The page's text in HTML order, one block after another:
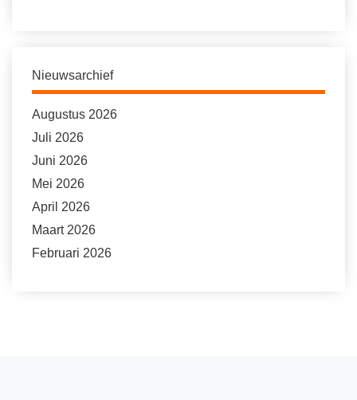
Nieuwsarchief
Augustus 2026
Juli 2026
Juni 2026
Mei 2026
April 2026
Maart 2026
Februari 2026